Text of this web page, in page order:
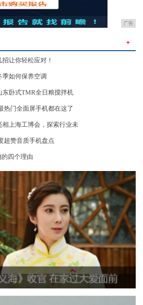
广告
＋
让你轻松应对！
如何保养空调
东卧式TMR全日粮搅拌机
热门全面屏手机都在这了
上海工博会，探索行业未
超赞音质手机盘点
四个理由